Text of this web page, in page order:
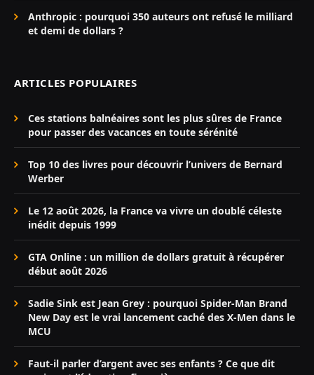
Anthropic : pourquoi 350 auteurs ont refusé le milliard
et demi de dollars ?
ARTICLES POPULAIRES
Ces stations balnéaires sont les plus sûres de France
pour passer des vacances en toute sérénité
Top 10 des livres pour découvrir l’univers de Bernard
Werber
Le 12 août 2026, la France va vivre un doublé céleste
inédit depuis 1999
GTA Online : un million de dollars gratuit à récupérer
début août 2026
Sadie Sink est Jean Grey : pourquoi Spider-Man Brand
New Day est le vrai lancement caché des X-Men dans le
MCU
Faut-il parler d’argent avec ses enfants ? Ce que dit